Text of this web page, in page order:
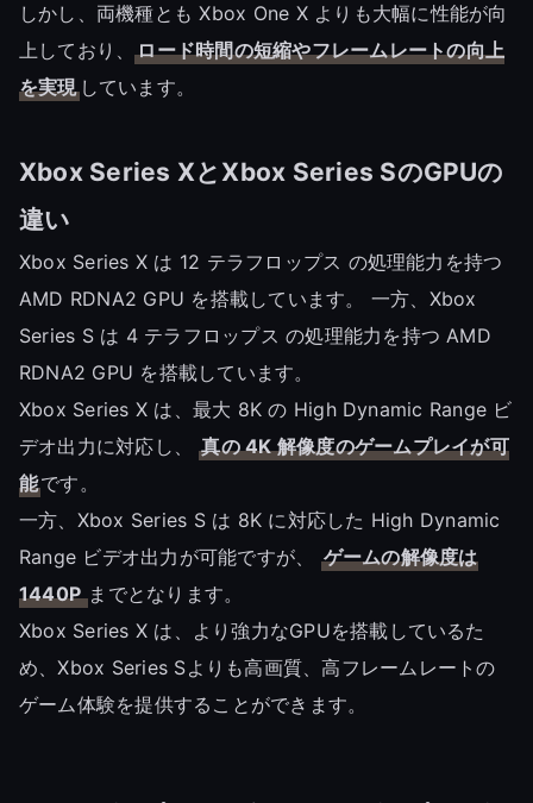
しかし、両機種とも Xbox One X よりも大幅に性能が向
上しており、ロード時間の短縮やフレームレートの向上
を実現しています。
Xbox Series XとXbox Series SのGPUの
違い
Xbox Series X は 12 テラフロップス の処理能力を持つ
AMD RDNA2 GPU を搭載しています。 一方、Xbox
Series S は 4 テラフロップス の処理能力を持つ AMD
RDNA2 GPU を搭載しています。
Xbox Series X は、最大 8K の High Dynamic Range ビ
デオ出力に対応し、真の 4K 解像度のゲームプレイが可
能です。
一方、Xbox Series S は 8K に対応した High Dynamic
Range ビデオ出力が可能ですが、 ゲームの解像度は
1440P までとなります。
Xbox Series X は、より強力なGPUを搭載しているた
め、Xbox Series Sよりも高画質、高フレームレートの
ゲーム体験を提供することができます。